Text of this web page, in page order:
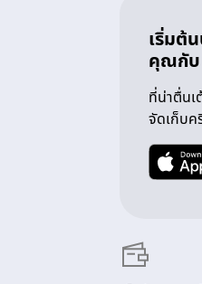
เริ่มต้
คุณกับ
ที่น่าตื่นเ
จัดเก็บ